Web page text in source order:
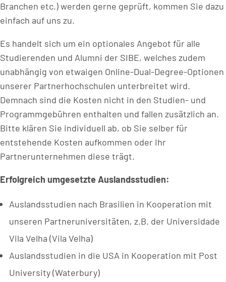
Branchen etc.) werden gerne geprüft, kommen Sie dazu
einfach auf uns zu.
Es handelt sich um ein optionales Angebot für alle
Studierenden und Alumni der SIBE, welches zudem
unabhängig von etwaigen Online-Dual-Degree-Optionen
unserer Partnerhochschulen unterbreitet wird.
Demnach sind die Kosten nicht in den Studien- und
Programmgebühren enthalten und fallen zusätzlich an.
Bitte klären Sie individuell ab, ob Sie selber für
entstehende Kosten aufkommen oder Ihr
Partnerunternehmen diese trägt.
Erfolgreich umgesetzte Auslandsstudien:
Auslandsstudien nach Brasilien in Kooperation mit
unseren Partneruniversitäten, z.B. der Universidade
Vila Velha (Vila Velha)
Auslandsstudien in die USA in Kooperation mit Post
University (Waterbury)